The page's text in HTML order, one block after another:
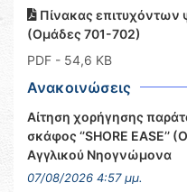
Πίνακας
(Ομάδες 701-702)
PDF - 54,6 KB
Ανακοινώσεις
Αίτηση χορήγησης
σκάφος ‘’SHORE EASE’’
Αγγλικού Νηογνώμονα
07/08/2026 4:57 μμ.